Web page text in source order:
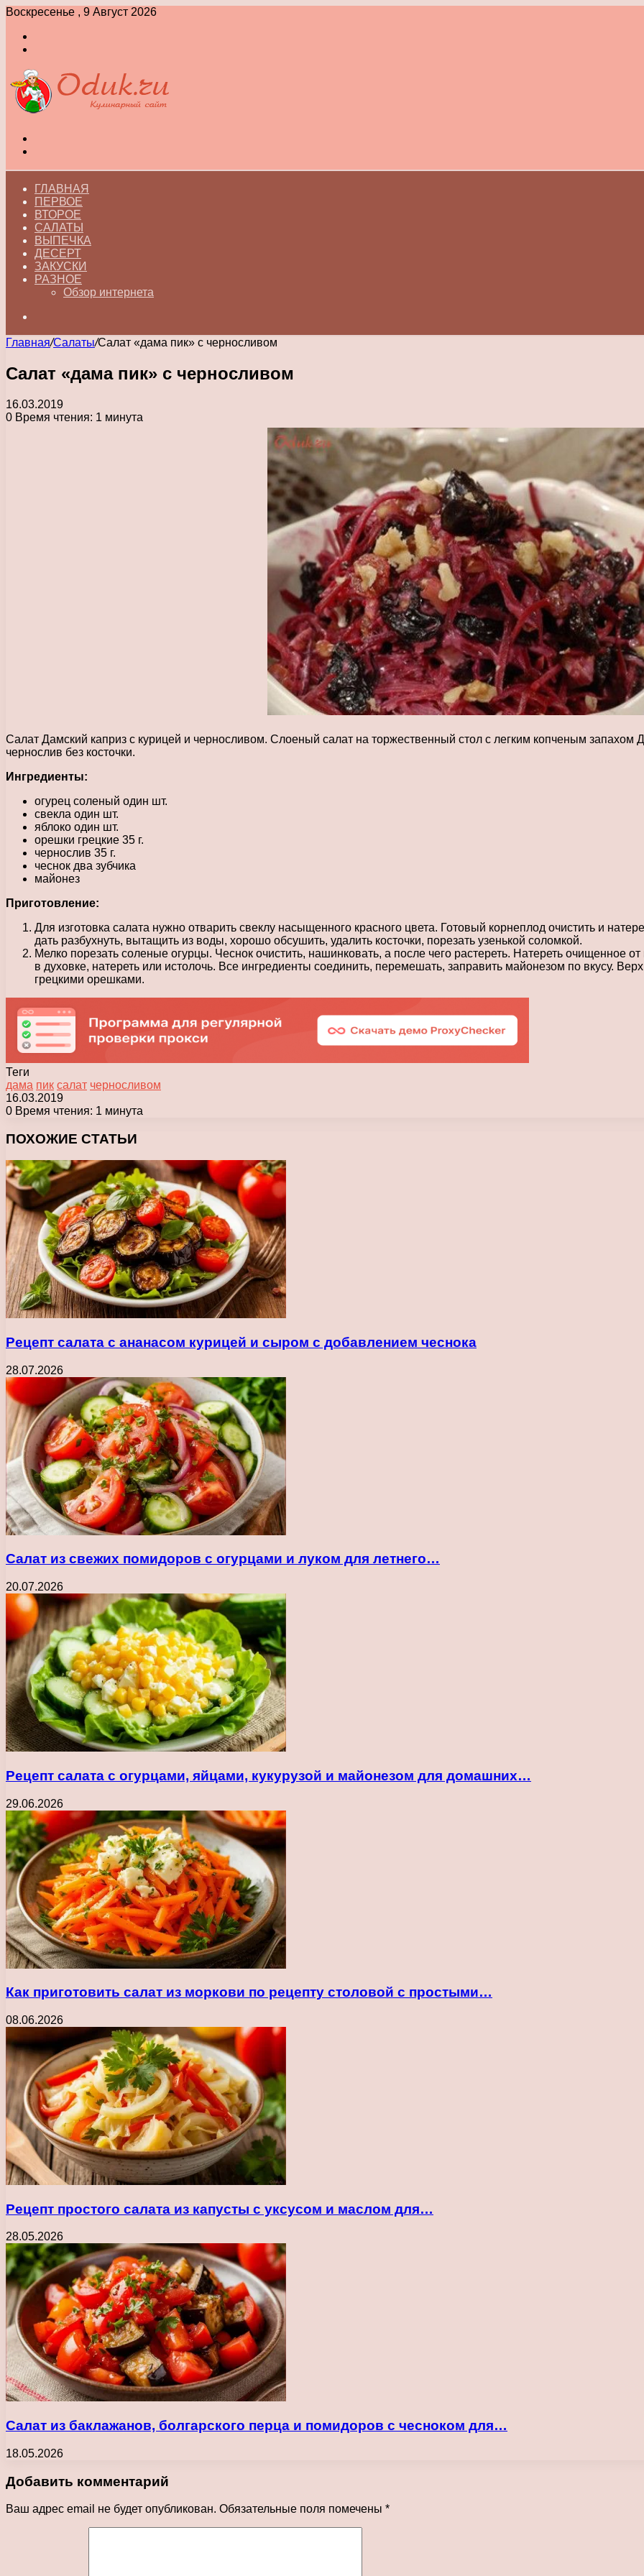
Воскресенье , 9 Август 2026
ГЛАВНАЯ
ПЕРВОЕ
ВТОРОЕ
САЛАТЫ
ВЫПЕЧКА
ДЕСЕРТ
ЗАКУСКИ
РАЗНОЕ
Обзор интернета
Главная/Салаты/Салат «дама пик» с черносливом
Салат «дама пик» с черносливом
16.03.2019
0 Время чтения: 1 минута
Салат Дамский каприз с курицей и черносливом. Слоеный салат на торжественный стол с легким копченым запахом
чернослив без косточки.
Ингредиенты:
огурец соленый один шт.
свекла один шт.
яблоко один шт.
орешки грецкие 35 г.
чернослив 35 г.
чеснок два зубчика
майонез
Приготовление:
Для изготовка салата нужно отварить свеклу насыщенного красного цвета. Готовый корнеплод очистить и
дать разбухнуть, вытащить из воды, хорошо обсушить, удалить косточки, порезать узенькой соломкой.
Мелко порезать соленые огурцы. Чеснок очистить, нашинковать, а после чего растереть. Натереть очищенное
в духовке, натереть или истолочь. Все ингредиенты соединить, перемешать, заправить майонезом по вкусу.
грецкими орешками.
Теги
дама пик салат черносливом
16.03.2019
0 Время чтения: 1 минута
ПОХОЖИЕ СТАТЬИ
Рецепт салата с ананасом курицей и сыром с добавлением чеснока
28.07.2026
Салат из свежих помидоров с огурцами и луком для летнего…
20.07.2026
Рецепт салата с огурцами, яйцами, кукурузой и майонезом для домашних…
29.06.2026
Как приготовить салат из моркови по рецепту столовой с простыми…
08.06.2026
Рецепт простого салата из капусты с уксусом и маслом для…
28.05.2026
Салат из баклажанов, болгарского перца и помидоров с чесноком для…
18.05.2026
Добавить комментарий
Ваш адрес email не будет опубликован. Обязательные поля помечены *